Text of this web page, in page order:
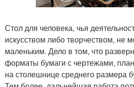
Стол для человека, чья
искусством либо творчеством, не
маленьким. Дело в том, что
форматы бумаги с чертежами,
на столешнице среднего размера